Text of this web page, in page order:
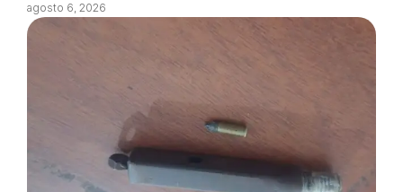
agosto 6, 2026